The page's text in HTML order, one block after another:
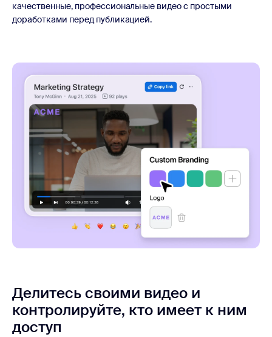
качественные, профессиональные видео с простыми
доработками перед публикацией.
Делитесь своими видео и
контролируйте, кто имеет к ним
доступ